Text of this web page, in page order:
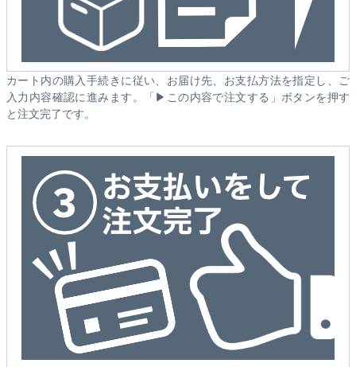
カート内の購入手続きに従い、お届け先、お支払方法を指定し、ご
入力内容確認に進みます。「▶この内容で注文する」ボタンを押す
と注文完了です。